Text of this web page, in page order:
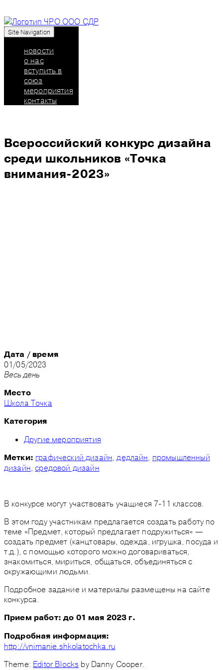
Союз дизайнеров России: челябинское
региональное отделение
Site Navigation
новости
о нас
вступить в
союз
мероприятия
контакты
Всероссийский конкурс дизайна
среди школьников «Точка
внимания-2023»
Дата / время
01/05/2023
Весь день
Место
Школа Точка
Категория
Другие мероприятия
Метки: графический дизайн дедлайн промышленный
дизайн ,средовой дизайн
В конкурсе могут участвовать учащиеся 7-11 классов.
В этом году участникам предлагается создать работу по
теме «Предмет, который предлагает подружиться» —
создать предмет (канцтовары, одежда, игрушка, посуда и
т.д.), с помощью которого можно договариваться,
знакомиться, мириться, общаться, объединяться с
окружающими людьми.
Подробное задание и материалы размещены на сайте
конкурса.
Прием работ: до 01 мая 2023 г.
Подробная информация:
http://vnimanie.shkolatochka.ru
Theme: Editor Blocks by Danny Cooper.